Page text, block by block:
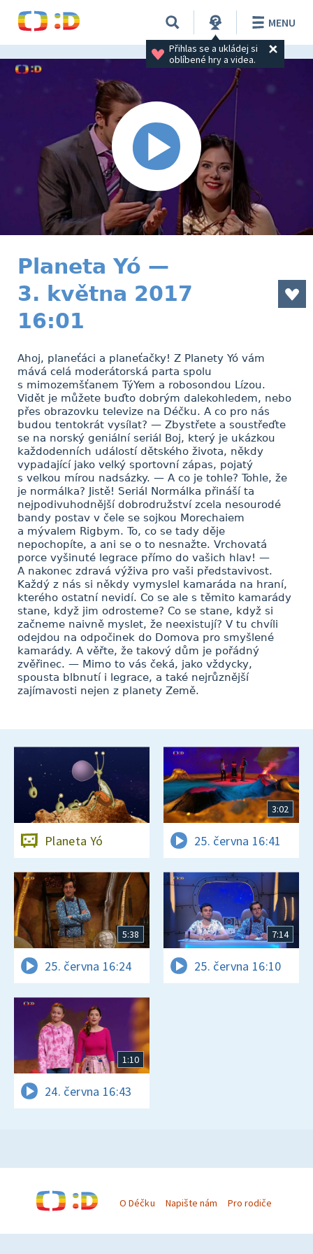
Přihlas se a ukládej si
oblíbené hry a videa.
MENU
Planeta Yó —
3. května 2017
16:01
Ahoj, planeťáci a planeťačky! Z Planety Yó vám
mává celá moderátorská parta spolu
s mimozemšťanem TýYem a robosondou Lízou.
Vidět je můžete buďto dobrým dalekohledem, nebo
přes obrazovku televize na Déčku. A co pro nás
budou tentokrát vysílat? — Zbystřete a soustřeďte
se na norský geniální seriál Boj, který je ukázkou
každodenních událostí dětského života, někdy
vypadající jako velký sportovní zápas, pojatý
s velkou mírou nadsázky. — A co je tohle? Tohle, že
je normálka? Jistě! Seriál Normálka přináší ta
nejpodivuhodnější dobrodružství zcela nesourodé
bandy postav v čele se sojkou Morechaiem
a mývalem Rigbym. To, co se tady děje
nepochopíte, a ani se o to nesnažte. Vrchovatá
porce vyšinuté legrace přímo do vašich hlav! —
A nakonec zdravá výživa pro vaši představivost.
Každý z nás si někdy vymyslel kamaráda na hraní,
kterého ostatní nevidí. Co se ale s těmito kamarády
stane, když jim odrosteme? Co se stane, když si
začneme naivně myslet, že neexistují? V tu chvíli
odejdou na odpočinek do Domova pro smyšlené
kamarády. A věřte, že takový dům je pořádný
zvěřinec. — Mimo to vás čeká, jako vždycky,
spousta blbnutí i legrace, a také nejrůznější
zajímavosti nejen z planety Země.
Planeta Yó
3:02
25. června 16:41
5:38
25. června 16:24
7:14
25. června 16:10
1:10
24. června 16:43
O Déčku Napište nám Pro rodiče